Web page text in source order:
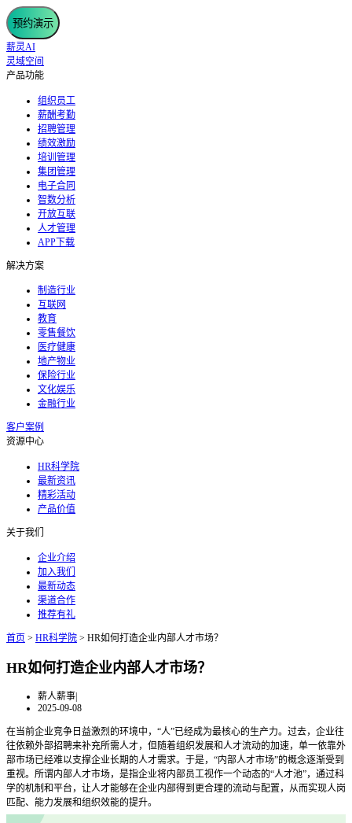
预约演示
薪灵AI
灵域空间
产品功能
组织员工
薪酬考勤
招聘管理
绩效激励
培训管理
集团管理
电子合同
智数分析
开放互联
人才管理
APP下载
解决方案
制造行业
互联网
教育
零售餐饮
医疗健康
地产物业
保险行业
文化娱乐
金融行业
客户案例
资源中心
HR科学院
最新资讯
精彩活动
产品价值
关于我们
企业介绍
加入我们
最新动态
渠道合作
推荐有礼
首页 > HR科学院 > HR如何打造企业内部人才市场？
HR如何打造企业内部人才市场？
薪人薪事|
2025-09-08
在当前企业竞争日益激烈的环境中， “人”已经成为最核心的生产力。过去，企业往
往依赖外部招聘来补充所需人才，但随着组织发展和人才流动的加速，单一依靠外
部市场已经难以支撑企业长期的人才需求。于是，“内部人才市场”的概念逐渐受到
重视。所谓内部人才市场，是指企业将内部员工视作一个动态的“人才池”，通过科
学的机制和平台，让人才能够在企业内部得到更合理的流动与配置，从而实现人岗
匹配、能力发展和组织效能的提升。